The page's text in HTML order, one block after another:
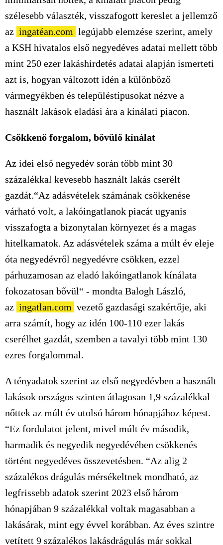
szélesebb választék, visszafogott kereslet a jellemző
az ingatéan.com legújabb elemzése szerint, amely
a KSH hivatalos első negyedéves adatai mellett több
mint 250 ezer lakáshirdetés adatai alapján ismerteti
azt is, hogyan változott idén a különböző
vármegyékben és településtípusokat nézve a
használt lakások eladási ára a kínálati piacon.
Csökkenő forgalom, bővülő kínálat
Az idei első negyedév során több mint 30
százalékkal kevesebb használt lakás cserélt
gazdát.“Az adásvételek számának csökkenése
várható volt, a lakóingatlanok piacát ugyanis
visszafogta a bizonytalan környezet és a magas
hitelkamatok. Az adásvételek száma a múlt év eleje
óta negyedévről negyedévre csökken, ezzel
párhuzamosan az eladó lakóingatlanok kínálata
fokozatosan bővül“ - mondta Balogh László,
az ingatlan.com vezető gazdasági szakértője, aki
arra számít, hogy az idén 100-110 ezer lakás
cserélhet gazdát, szemben a tavalyi több mint 130
ezres forgalommal.
A tényadatok szerint az első negyedévben a használt
lakások országos szinten átlagosan 1,9 százalékkal
nőttek az múlt év utolsó három hónapjához képest.
“Ez fordulatot jelent, mivel múlt év második,
harmadik és negyedik negyedévében csökkenés
történt negyedéves összevetésben. “Az alig 2
százalékos drágulás mérsékeltnek mondható, az
legfrissebb adatok szerint 2023 első három
hónapjában 9 százalékkal voltak magasabban a
lakásárak, mint egy évvel korábban. Az éves szintre
vetített 9 százalékos lakásdrágulás már sokkal